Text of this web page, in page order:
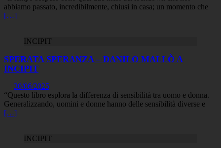
abbiamo passato, incredibilmente, chiusi in casa; un momento che
[…]
INCIPIT
SPERATA SPERANZA – DANILO MALLÒ A
INCIPIT
30/06/2025
“Questo libro esplora la differenza di sensibilità tra uomo e donna.
Generalizzando, uomini e donne hanno delle sensibilità diverse e
[…]
INCIPIT